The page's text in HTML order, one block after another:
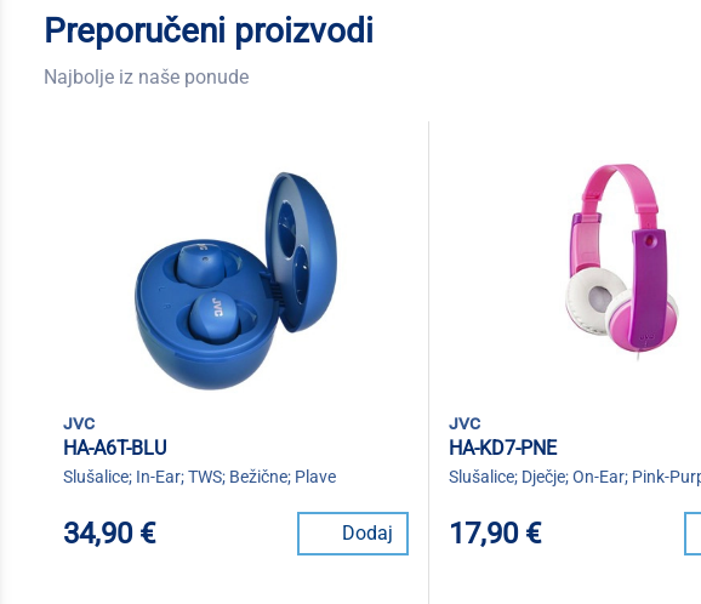
Preporučeni proizvodi
Najbolje iz naše ponude
jvc
HA-A6T-BLU
Slušalice; In-Ear; TWS; Bežične; Plave
34,90 € Dodaj
jvc
HA-KD7-PNE
Slušalice; Dječje; On-Ear; Pink-
17,90 €